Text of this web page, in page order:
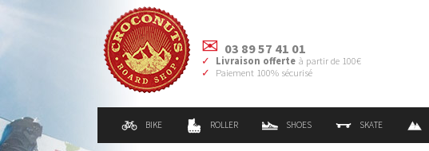
03 89 57 41 01
Livraison offerte à partir de 100€
Paiement 100% sécurisé
BIKE ROLLER SHOES SKATE